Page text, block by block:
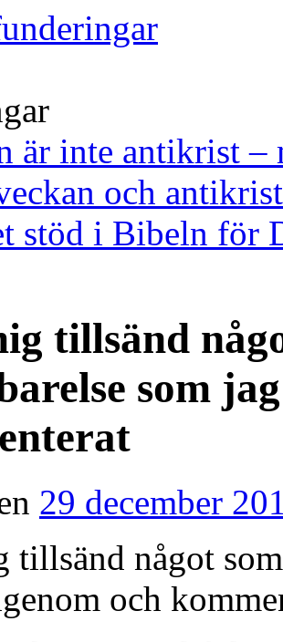
är inte antikrist
och antikrist
stöd i Bibeln för
tillsänd
som
29 december
tillsänd något
och